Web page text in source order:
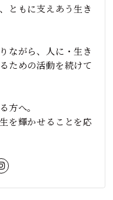
ともに支えあう生き
ながら、人に・生き
ための活動を続けて
方へ。
を輝かせることを応